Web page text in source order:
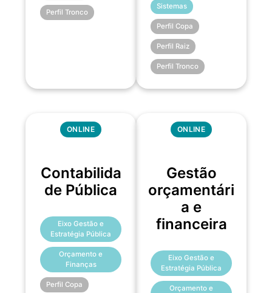
Perfil Tronco
Sistemas
Perfil Copa
Perfil Raiz
Perfil Tronco
ONLINE
Contabilida
de Pública
Eixo Gestão e
Estratégia Pública
Orçamento e
Finanças
Perfil Copa
ONLINE
Gestão
orçamentári
a e
financeira
Eixo Gestão e
Estratégia Pública
Orçamento e